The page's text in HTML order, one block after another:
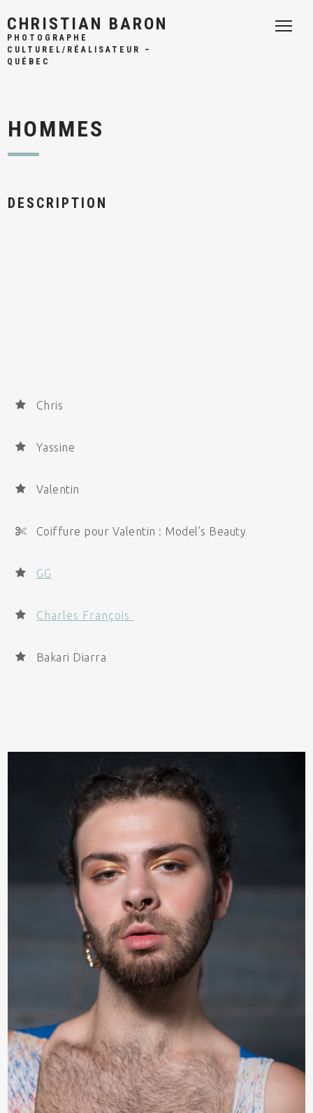
CHRISTIAN BARON
PHOTOGRAPHE
CULTUREL/RÉALISATEUR –
QUÉBEC
HOMMES
DESCRIPTION
Chris
Yassine
Valentin
Coiffure pour Valentin : Model’s Beauty
GG
Charles François
Bakari Diarra